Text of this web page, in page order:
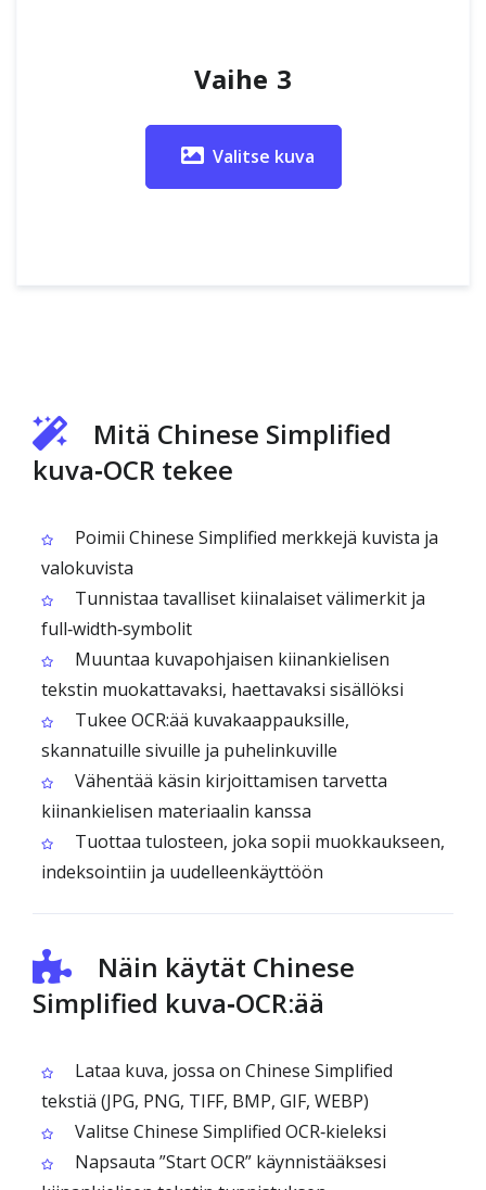
Vaihe 3
Valitse kuva
Mitä Chinese Simplified
kuva‑OCR tekee
Poimii Chinese Simplified merkkejä kuvista ja
valokuvista
Tunnistaa tavalliset kiinalaiset välimerkit ja
full‑width‑symbolit
Muuntaa kuvapohjaisen kiinankielisen
tekstin muokattavaksi, haettavaksi sisällöksi
Tukee OCR:ää kuvakaappauksille,
skannatuille sivuille ja puhelinkuville
Vähentää käsin kirjoittamisen tarvetta
kiinankielisen materiaalin kanssa
Tuottaa tulosteen, joka sopii muokkaukseen,
indeksointiin ja uudelleenkäyttöön
Näin käytät Chinese
Simplified kuva‑OCR:ää
Lataa kuva, jossa on Chinese Simplified
tekstiä (JPG, PNG, TIFF, BMP, GIF, WEBP)
Valitse Chinese Simplified OCR‑kieleksi
Napsauta ”Start OCR” käynnistääksesi